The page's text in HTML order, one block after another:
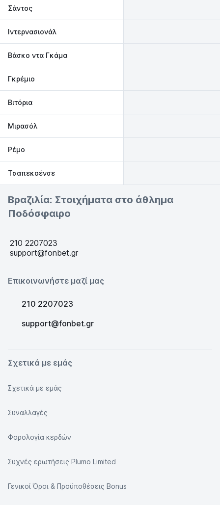
Σάντος
Ιντερνασιονάλ
Βάσκο ντα Γκάμα
Γκρέμιο
Βιτόρια
Μιρασόλ
Ρέμο
Τσαπεκοένσε
Βραζιλία: Στοιχήματα στο άθλημα
Ποδόσφαιρο
210 2207023
support@fonbet.gr
Επικοινωνήστε μαζί μας
210 2207023
support@fonbet.gr
Σχετικά με εμάς
Σχετικά με εμάς
Συναλλαγές
Φορολογία κερδών
Συχνές ερωτήσεις Plumo Limited
Γενικοί Όροι & Προϋποθέσεις Bonus